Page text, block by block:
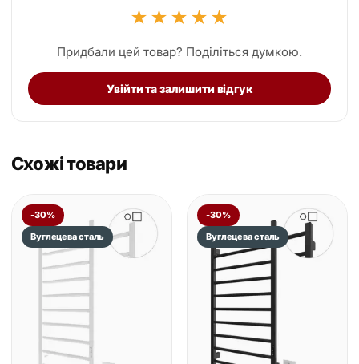
★ ★ ★ ★ ★
Придбали цей товар? Поділіться думкою.
Увійти та залишити відгук
Схожі товари
-30%
Вуглецева сталь
-30%
Вуглецева сталь